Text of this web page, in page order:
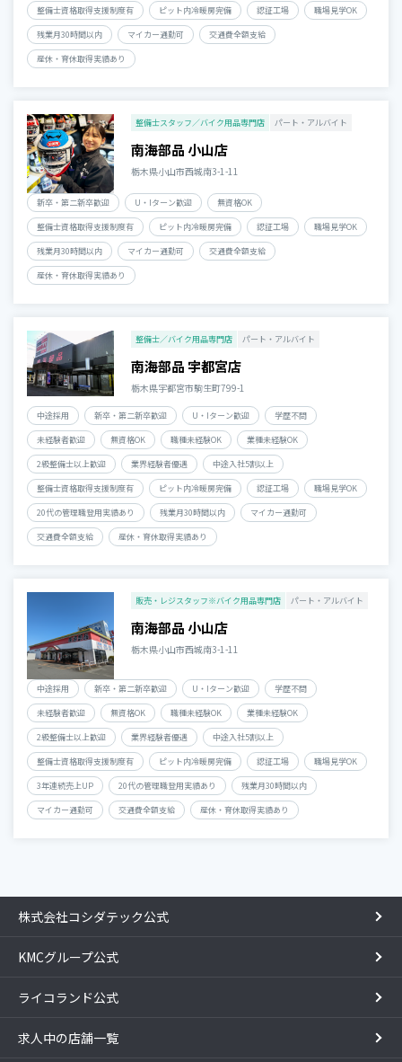
整備士資格取得支援制度有 ピット内冷暖房完備 認証工場 職場見学OK
残業月30時間以内 マイカー通勤可 交通費全額支給
産休・育休取得実績あり
整備士スタッフ／バイク用品専門店 パート・アルバイト
南海部品 小山店
栃木県小山市西城南3-1-11
新卒・第二新卒歓迎 U・Iターン歓迎 無資格OK
整備士資格取得支援制度有 ピット内冷暖房完備 認証工場 職場見学OK
残業月30時間以内 マイカー通勤可 交通費全額支給
産休・育休取得実績あり
整備士／バイク用品専門店 パート・アルバイト
南海部品 宇都宮店
栃木県宇都宮市駒生町799-1
中途採用 新卒・第二新卒歓迎 U・Iターン歓迎 学歴不問
未経験者歓迎 無資格OK 職種未経験OK 業種未経験OK
2級整備士以上歓迎 業界経験者優遇 中途入社5割以上
整備士資格取得支援制度有 ピット内冷暖房完備 認証工場 職場見学OK
20代の管理職登用実績あり 残業月30時間以内 マイカー通勤可
交通費全額支給 産休・育休取得実績あり
販売・レジスタッフ※バイク用品専門店 パート・アルバイト
南海部品 小山店
栃木県小山市西城南3-1-11
中途採用 新卒・第二新卒歓迎 U・Iターン歓迎 学歴不問
未経験者歓迎 無資格OK 職種未経験OK 業種未経験OK
2級整備士以上歓迎 業界経験者優遇 中途入社5割以上
整備士資格取得支援制度有 ピット内冷暖房完備 認証工場 職場見学OK
3年連続売上UP 20代の管理職登用実績あり 残業月30時間以内
マイカー通勤可 交通費全額支給 産休・育休取得実績あり
株式会社コシダテック公式
KMCグループ公式
ライコランド公式
求人中の店舗一覧